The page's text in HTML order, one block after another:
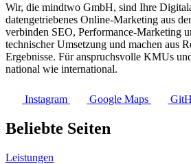
Wir, die mindtwo GmbH, sind Ihre
datengetriebenes Online-Marketing aus
verbinden SEO, Performance-Marketing
technischer Umsetzung und machen aus
Ergebnisse. Für anspruchsvolle KMUs
national wie international.
Instagram Google Maps
Beliebte Seiten
Leistungen